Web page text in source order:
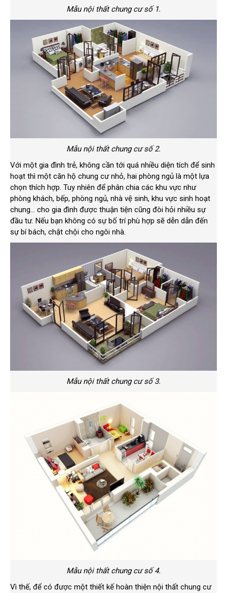
Mẫu nội thất chung cư số 1.
Mẫu nội thất chung cư số 2.
Với một gia đình trẻ, không cần tới quá nhiều diện tích để sinh
hoạt thì một căn hộ chung cư nhỏ, hai phòng ngủ là một lựa
chọn thích hợp. Tuy nhiên để phân chia các khu vực như
phòng khách, bếp, phòng ngủ, nhà vệ sinh, khu vực sinh hoạt
chung… cho gia đình được thuận tiện cũng đòi hỏi nhiều sự
đầu tư. Nếu bạn không có sự bố trí phù hợp sẽ dễn dẫn đến
sự bí bách, chật chội cho ngôi nhà.
Mẫu nội thất chung cư số 3.
Mẫu nội thất chung cư số 4.
Vì thế, để có được một thiết kế hoàn thiện nội thất chung cư